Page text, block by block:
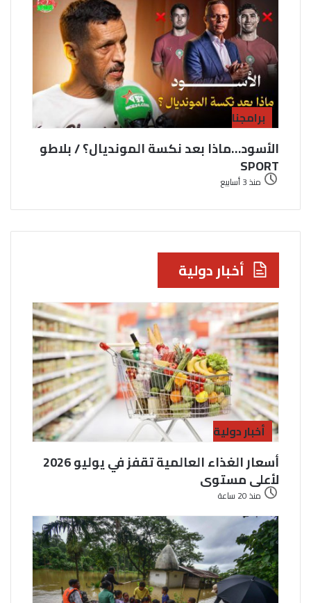
برامجنا
الأسود…ماذا بعد نكسة المونديال؟ / بلاطو
SPORT
منذ 3 أسابيع
أخبار دولية
أخبار دولية
أسعار الغذاء العالمية تقفز في يوليو 2026
لأعلى مستوى
منذ 20 ساعة